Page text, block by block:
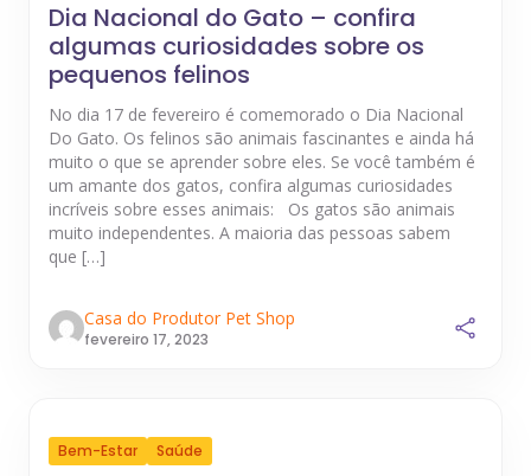
Dia Nacional do Gato – confira
algumas curiosidades sobre os
pequenos felinos
No dia 17 de fevereiro é comemorado o Dia Nacional
Do Gato. Os felinos são animais fascinantes e ainda há
muito o que se aprender sobre eles. Se você também é
um amante dos gatos, confira algumas curiosidades
incríveis sobre esses animais: Os gatos são animais
muito independentes. A maioria das pessoas sabem
que […]
Casa do Produtor Pet Shop
fevereiro 17, 2023
Bem-Estar Saúde